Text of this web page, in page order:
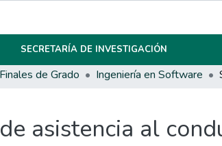
SECRETARÍA DE INVESTIGACIÓN
de Grado Ingeniería en Software
asistencia al